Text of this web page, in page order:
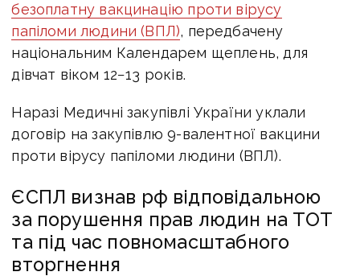
безоплатну вакцинацію проти вірусу
папіломи людини (ВПЛ), передбачену
національним Календарем щеплень, для
дівчат віком 12−13 років.
Наразі Медичні закупівлі України уклали
договір на закупівлю 9-валентної вакцини
проти вірусу папіломи людини (ВПЛ).
ЄСПЛ визнав рф відповідальною
за порушення прав людин на ТОТ
та під час повномасштабного
вторгнення